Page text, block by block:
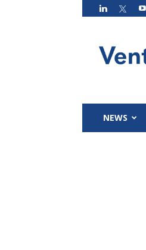
Magazin
NEWS